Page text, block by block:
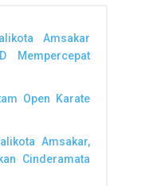
Amsakar
Mempercepat
Open Karate
Amsakar,
Cinderamata